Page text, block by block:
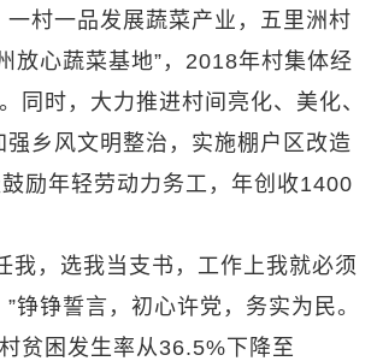
一村一品发展蔬菜产业，五里洲村
放心蔬菜基地”，2018年村集体经
同时，大力推进村间亮化、美化、
强乡风文明整治，实施棚户区改造
励年轻劳动力务工，年创收1400
我，选我当支书，工作上我就必须
铮铮誓言，初心许党，务实为民。
贫困发生率从36.5%下降至